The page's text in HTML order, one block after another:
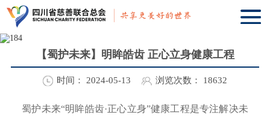
【蜀护未来】明眸皓齿 正心立身健康工程
时间： 2024-05-13 浏览次数： 18632
蜀护未来“明眸皓齿·正心立身”健康工程是专注解决未